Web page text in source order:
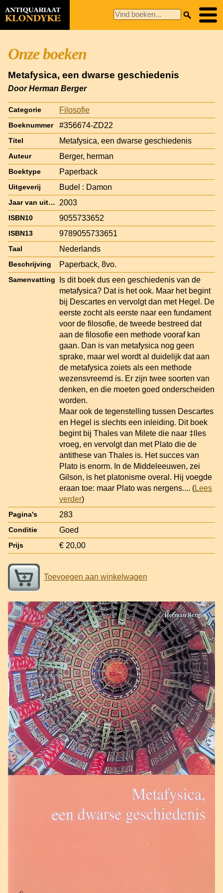
Onze boeken
Metafysica, een dwarse geschiedenis
Door Herman Berger
Categorie Filosofie
Boeknummer #356674-ZD22
Titel Metafysica, een dwarse geschiedenis
Auteur Berger, herman
Boektype Paperback
Uitgeverij Budel : Damon
Jaar van uitgave 2003
ISBN10 9055733652
ISBN13 9789055733651
Taal Nederlands
Beschrijving Paperback, 8vo.
Samenvatting
Is dit boek dus een geschiedenis van de
metafysica? Dat is het ook. Maar het begint
bij Descartes en vervolgt dan met Hegel. De
eerste zocht als eerste naar een fundament
voor de filosofie, de tweede bestreed dat
aan de filosofie een methode vooraf kan
gaan. Dan is van metafysica nog geen
sprake, maar wel wordt al duidelijk dat aan
de metafysica zoiets als een methode
wezensvreemd is. Er zijn twee soorten van
denken, en die moeten goed onderscheiden
worden.
Maar ook de tegenstelling tussen Descartes
en Hegel is slechts een inleiding. Dit boek
begint bij Thales van Milete die naar ‡lles
vroeg, en vervolgt dan met Plato die de
antithese van Thales is. Het succes van
Plato is enorm. In de Middeleeuwen, zei
Gilson, is het platonisme overal. Hij voegde
eraan toe: maar Plato was nergens.... (Lees
verder)
Pagina's 283
Conditie Goed
Prijs € 20,00
Toevoegen aan winkelwagen